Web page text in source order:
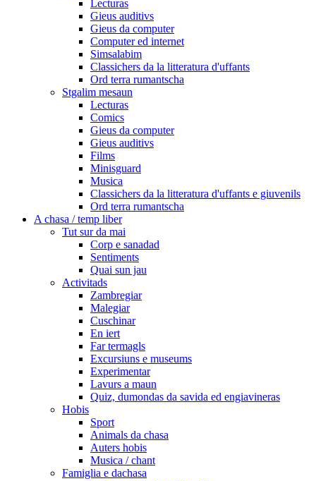
Lecturas
Gieus auditivs
Gieus da computer
Computer ed internet
Simsalabim
Classichers da la litteratura d'uffants
Ord terra rumantscha
Stgalim mesaun
Lecturas
Comics
Gieus da computer
Gieus auditivs
Films
Minisguard
Musica
Classichers da la litteratura d'uffants e giuvenils
Ord terra rumantscha
A chasa / temp liber
Tut sur da mai
Corp e sanadad
Sentiments
Quai sun jau
Activitads
Zambregiar
Malegiar
Cuschinar
En iert
Far termagls
Excursiuns e museums
Experimentar
Lavurs a maun
Quiz, dumondas da savida ed engiavineras
Hobis
Sport
Animals da chasa
Auters hobis
Musica / chant
Famiglia e dachasa